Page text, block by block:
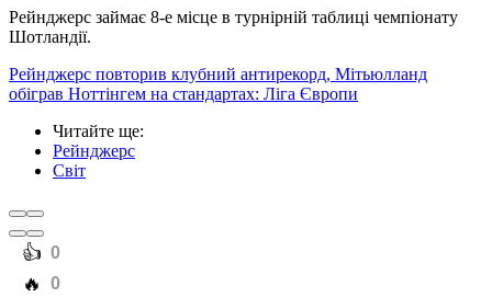
Рейнджерс займає 8-е місце в турнірній таблиці чемпіонату
Шотландії.
Рейнджерс повторив клубний антирекорд, Мітьюлланд
обіграв Ноттінгем на стандартах: Ліга Європи
Читайте ще:
Рейнджерс
Світ
️👍 0
️🔥 0